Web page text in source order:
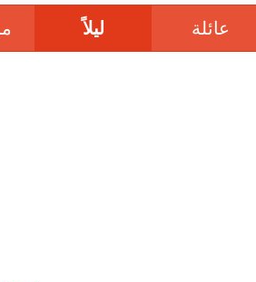
ليلاً عائلة